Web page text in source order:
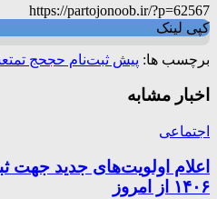
https://partojonoob.ir/?p=62567
کپی لینک
برچسب ها: پیش ثبت‌نام حجحج تمتع
اخبار مشابه
اجتماعی
اعلام اولویت‌های جدید جهت
۱۴۰۶ از امروز